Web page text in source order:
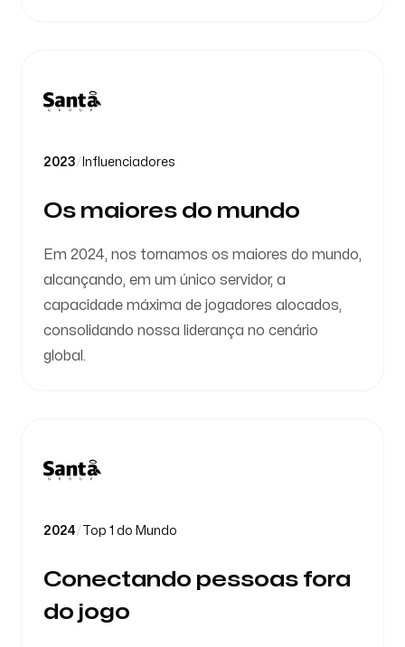
2023/ Influenciadores
Os maiores do mundo
Em 2024, nos tornamos os maiores do mundo,
alcançando, em um único servidor, a
capacidade máxima de jogadores alocados,
consolidando nossa liderança no cenário
global.
2024/ Top 1 do Mundo
Conectando pessoas fora
do jogo